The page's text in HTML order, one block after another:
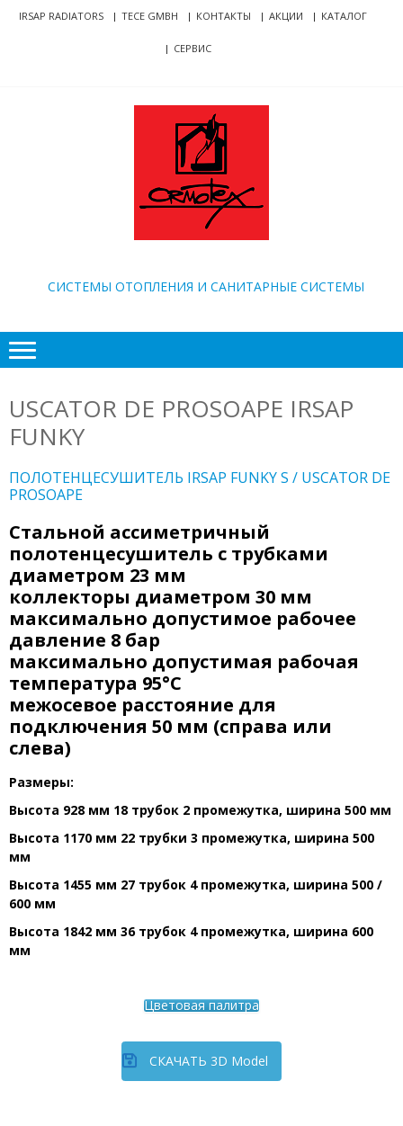
Skip
SkipIRSAP RADIATORS TECE GMBH КОНТАКТЫ АКЦИИ КАТАЛОГ
СЕРВИС
CИСТЕМЫ ОТОПЛЕНИЯ И САНИТАРНЫЕ СИСТЕМЫ
USCATOR DE PROSOAPE IRSAP
FUNKY
ПОЛОТЕНЦЕСУШИТЕЛЬ IRSAP FUNKY S / USCATOR DE
PROSOAPE
Стальной ассиметричный
полотенцесушитель с трубками
диаметром 23 мм
коллекторы диаметром 30 мм
максимально допустимое рабочее
давление 8 бар
максимально допустимая рабочая
температура 95°C
межосевое расстояние для
подключения 50 мм (справа или
слева)
Размеры:
Высота 928 мм 18 трубок 2 промежутка, ширина 500 мм
Высота 1170 мм 22 трубки 3 промежутка, ширина 500
мм
Высота 1455 мм 27 трубок 4 промежутка, ширина 500 /
600 мм
Высота 1842 мм 36 трубок 4 промежутка, ширина 600
мм
Цветовая палитра
СКАЧАТЬ 3D Model